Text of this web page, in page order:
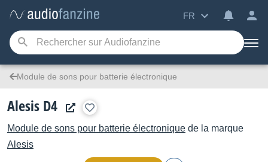
FR
Module de sons pour batterie électronique
Alesis D4
Module de sons pour batterie électronique de la marque
Alesis